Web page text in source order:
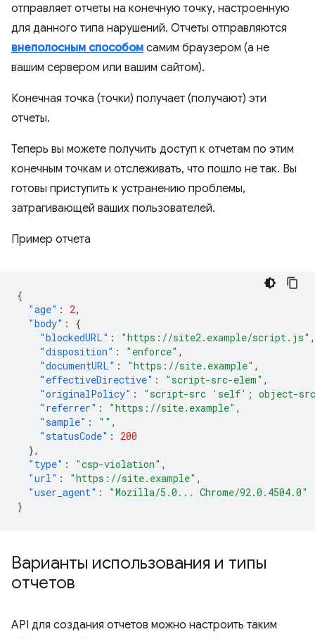
отправляет отчеты на конечную точку, настроенную
для данного типа нарушений. Отчеты отправляются
внеполосным способом самим браузером (а не
вашим сервером или вашим сайтом).
Конечная точка (точки) получает (получают) эти
отчеты.
Теперь вы можете получить доступ к отчетам по этим
конечным точкам и отслеживать, что пошло не так. Вы
готовы приступить к устранению проблемы,
затрагивающей ваших пользователей.
Пример отчета
{
"age" : 2,
"body" :
{
"blockedURL" : "https://site2.example/script.js" ,
"disposition" : "enforce" ,
"documentURL" : "https://site.example" ,
"effectiveDirective" : "script-src-elem" ,
"originalPolicy" :
"script-src 'self'; object-src
"referrer" : "https://site.example" ,
"sample" : "" ,
"statusCode" :
200
},
"type" : "csp-violation" ,
"url" : "https://site.example" ,
"user_agent" :
"Mozilla/5.0... Chrome/92.0.4504.0"
}
Варианты использования и типы
отчетов
API для создания отчетов можно настроить таким